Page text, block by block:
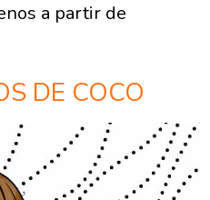
a partir de
DE COCO